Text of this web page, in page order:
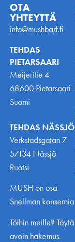
OTA
YHTEYTTÄ
info@mushbarf.fi
TEHDAS
PIETARSAARI
Meijeritie 4
68600 Pietarsaari
Suomi
TEHDAS NÄSSJÖ
Verkstadsgatan 7
57134 Nässjö
Ruotsi
MUSH on osa
Snellman konsernia
Töihin meille? Täytä
avoin hakemus.